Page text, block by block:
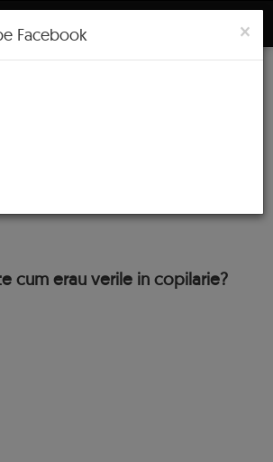
cum erau verile in copilarie?
×
Facebook